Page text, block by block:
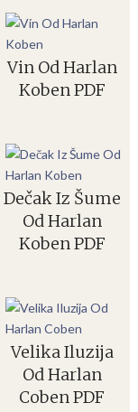
Vin Od Harlan
Koben PDF
Dečak Iz Šume
Od Harlan
Koben PDF
Velika Iluzija
Od Harlan
Coben PDF